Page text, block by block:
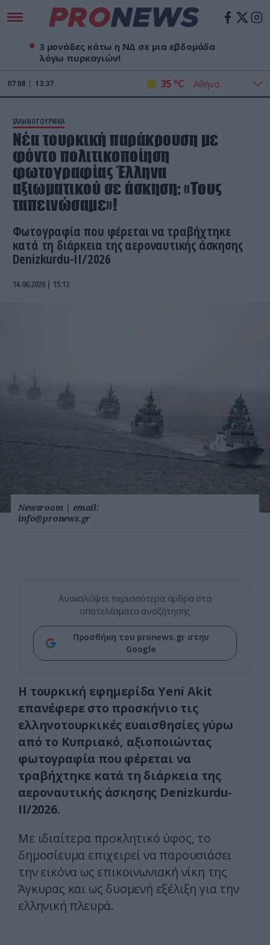
3 μονάδες κάτω η ΝΔ σε μια εβδομάδα
λόγω πυρκαγιών!
07 08 13:37 35 oC
ΕΛΛΗΝΟΤΟΥΡΚΙΚΑ
Νέα τουρκική παράκρουση με
φόντο πολιτικοποίηση
φωτογραφίας Έλληνα
αξιωματικού σε άσκηση: «Τους
ταπεινώσαμε»!
Φωτογραφία που φέρεται να τραβήχτηκε
κατά τη διάρκεια της αεροναυτικής άσκησης
Denizkurdu-II/2026
14.06.2026 | 15:12
Newsroom | email:
info@pronews.gr
Ανακαλύψτε περισσότερα άρθρα στα
αποτελέσματα αναζήτησης
Προσθήκη του pronews.gr στην
Google
Η τουρκική εφημερίδα Yeni Akit
επανέφερε στο προσκήνιο τις
ελληνοτουρκικές ευαισθησίες γύρω
από το Κυπριακό, αξιοποιώντας
φωτογραφία που φέρεται να
τραβήχτηκε κατά τη διάρκεια της
αεροναυτικής άσκησης Denizkurdu-
II/2026.
Με ιδιαίτερα προκλητικό ύφος, το
δημοσίευμα επιχειρεί να παρουσιάσει
την εικόνα ως επικοινωνιακή νίκη της
Άγκυρας και ως δυσμενή εξέλιξη για την
ελληνική πλευρά.